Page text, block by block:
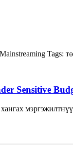
Tags:
Sensitive